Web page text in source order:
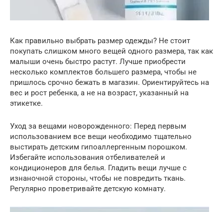
Как правильно выбрать размер одежды? Не стоит
покупать слишком много вещей одного размера, так как
малыши очень быстро растут. Лучше приобрести
несколько комплектов большего размера, чтобы не
пришлось срочно бежать в магазин. Ориентируйтесь на
вес и рост ребенка, а не на возраст, указанный на
этикетке.
Уход за вещами новорожденного: Перед первым
использованием все вещи необходимо тщательно
выстирать детским гипоаллергенным порошком.
Избегайте использования отбеливателей и
кондиционеров для белья. Гладить вещи лучше с
изнаночной стороны, чтобы не повредить ткань.
Регулярно проветривайте детскую комнату.